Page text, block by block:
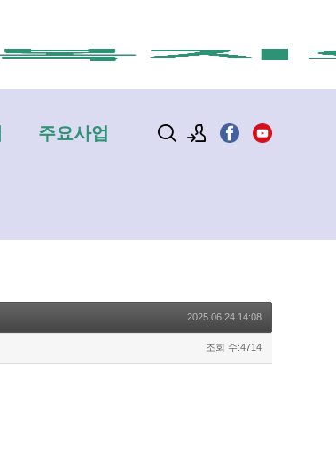
주요사업
2025.06.24 14:08
조회 수:4714